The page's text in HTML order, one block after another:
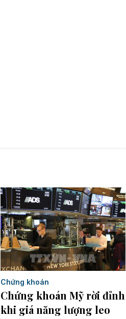
Chứng khoán
Chứng khoán Mỹ rời đỉnh
khi giá năng lượng leo